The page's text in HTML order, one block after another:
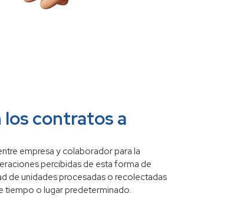
contratos a
empresa y colaborador para la
percibidas de esta forma de
de unidades procesadas o recolectadas
tiempo o lugar predeterminado.